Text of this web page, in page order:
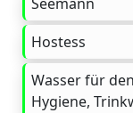
Hostess
Wasser für
Hygiene,